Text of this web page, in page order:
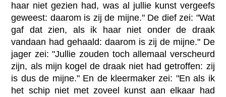
haar niet gezien had, was al jullie kunst vergeefs
geweest: daarom is zij de mijne." De dief zei: "Wat
gaf dat zien, als ik haar niet onder de draak
vandaan had gehaald: daarom is zij de mijne." De
jager zei: "Jullie zouden toch allemaal verscheurd
zijn, als mijn kogel de draak niet had getroffen: zij
is dus de mijne." En de kleermaker zei: "En als ik
het schip niet met zoveel kunst aan elkaar had